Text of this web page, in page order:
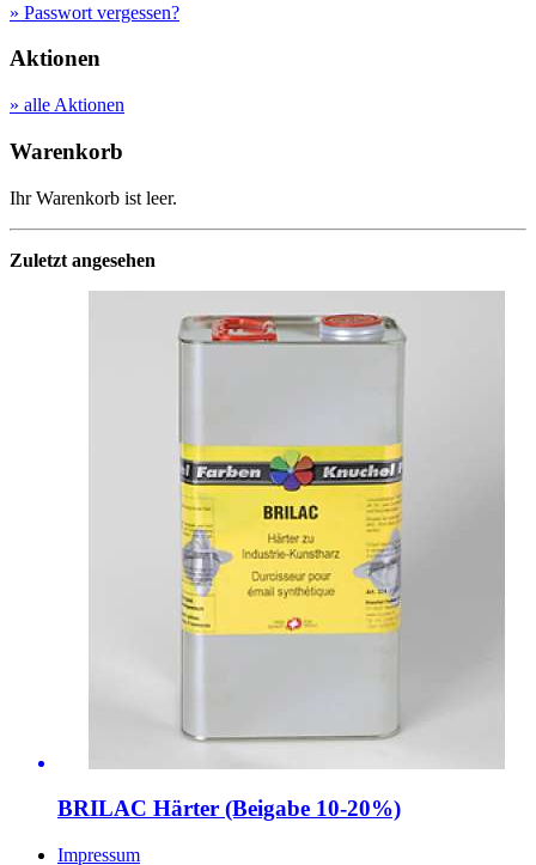
» Passwort vergessen?
Aktionen
» alle Aktionen
Warenkorb
Ihr Warenkorb ist leer.
Zuletzt angesehen
BRILAC Härter (Beigabe 10-20%)
Impressum